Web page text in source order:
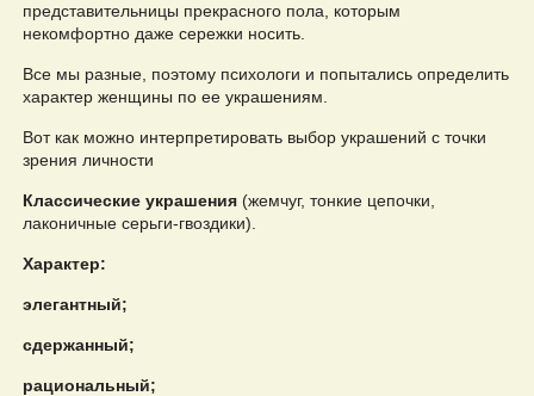
представительницы прекрасного пола, которым
некомфортно даже сережки носить.
Все мы разные, поэтому психологи и попытались определить
характер женщины по ее украшениям.
Вот как можно интерпретировать выбор украшений с точки
зрения личности
Классические украшения (жемчуг, тонкие цепочки,
лаконичные серьги-гвоздики).
Характер:
элегантный;
сдержанный;
рациональный;